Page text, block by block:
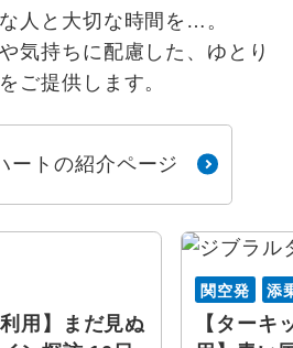
人と大切な時間を…。
気持ちに配慮した、ゆとり
ご提供します。
ートの紹介ページ
用】まだ見ぬ
関空発 添
【ターキ